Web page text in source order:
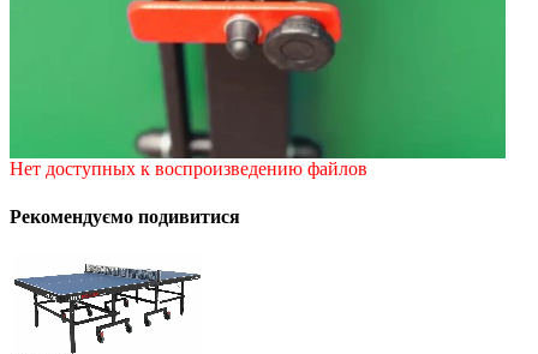
Нет доступных к воспроизведению файлов
Рекомендуємо подивитися